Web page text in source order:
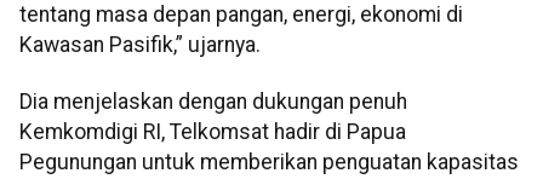
tentang masa depan pangan, energi, ekonomi di
Kawasan Pasifik,” ujarnya.
Dia menjelaskan dengan dukungan penuh
Kemkomdigi RI, Telkomsat hadir di Papua
Pegunungan untuk memberikan penguatan kapasitas